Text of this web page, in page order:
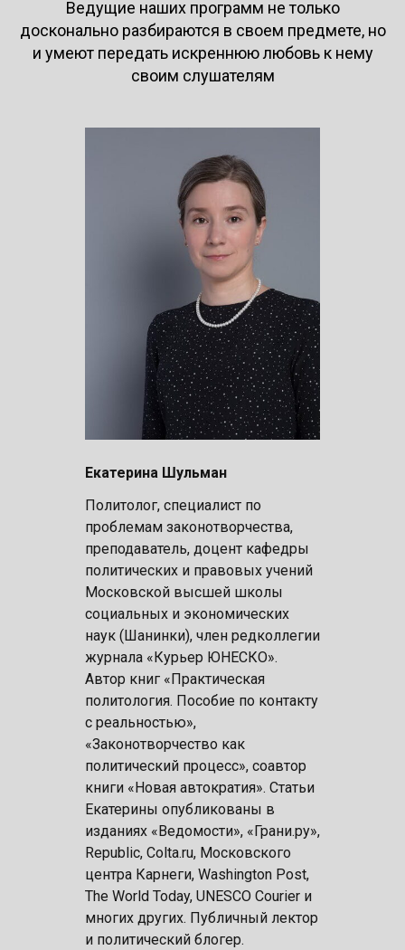
Ведущие наших программ не только
досконально разбираются в своем предмете, но
и умеют передать искреннюю любовь к нему
своим слушателям
Екатерина Шульман
Политолог, специалист по
проблемам законотворчества,
преподаватель, доцент кафедры
политических и правовых учений
Московской высшей школы
социальных и экономических
наук (Шанинки), член редколлегии
журнала «Курьер ЮНЕСКО».
Автор книг «Практическая
политология. Пособие по контакту
с реальностью»,
«Законотворчество как
политический процесс», соавтор
книги «Новая автократия». Статьи
Екатерины опубликованы в
изданиях «Ведомости», «Грани.ру»,
Republic, Colta.ru, Московского
центра Карнеги, Washington Post,
The World Today, UNESCO Courier и
многих других. Публичный лектор
и политический блогер.